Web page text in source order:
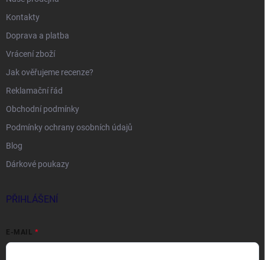
Kontakty
Doprava a platba
Vrácení zboží
Jak ověřujeme recenze?
Reklamační řád
Obchodní podmínky
Podmínky ochrany osobních údajů
Blog
Dárkové poukazy
PŘIHLÁŠENÍ
E-MAIL